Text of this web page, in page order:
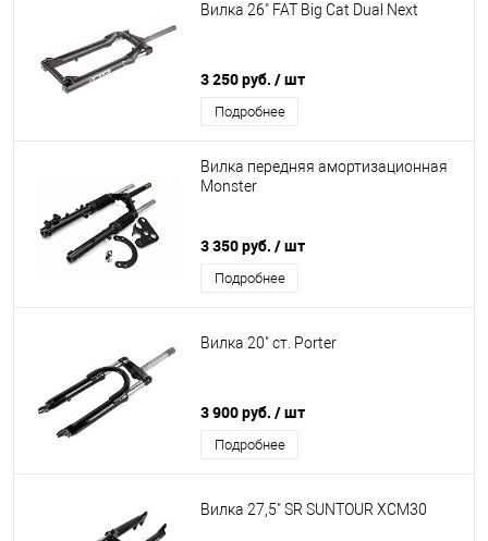
Вилка 26" FAT Big Cat Dual Next
3 250 руб. / шт
Подробнее
Вилка передняя амортизационная
Monster
3 350 руб. / шт
Подробнее
Вилка 20" ст. Porter
3 900 руб. / шт
Подробнее
Вилка 27,5" SR SUNTOUR XCM30